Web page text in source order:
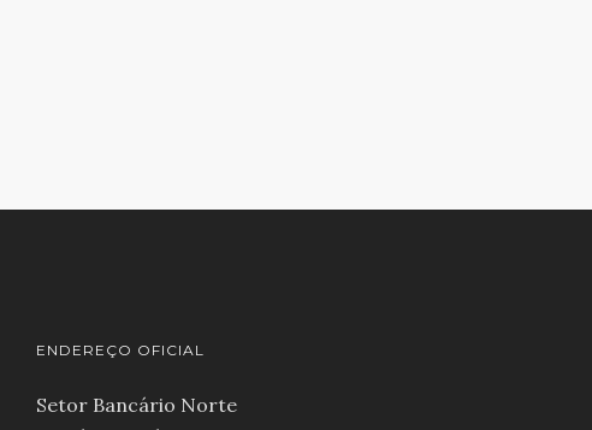
ENDEREÇO OFICIAL
Setor Bancário Norte